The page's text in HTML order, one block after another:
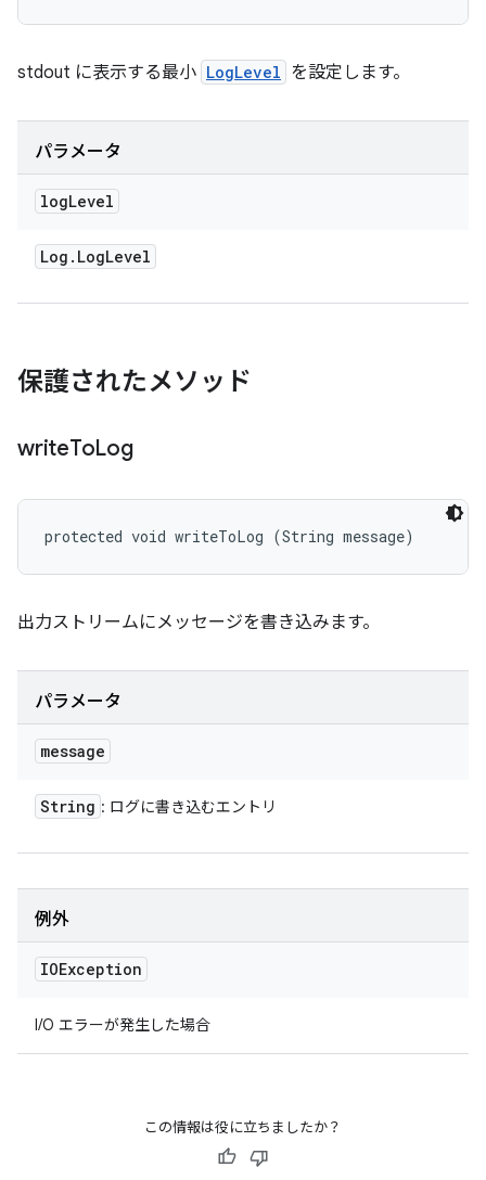
stdout に表示する最小 LogLevel を設定します。
パラメータ
logLevel
Log . LogLevel
保護されたメソッド
writeToLog
protected void writeToLog (String message)
出力ストリームにメッセージを書き込みます。
パラメータ
message
String : ログに書き込むエントリ
例外
IOException
I/O エラーが発生した場合
この情報は役に立ちましたか？